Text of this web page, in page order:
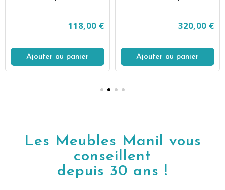
118,00 €
Ajouter au panier
320,00 €
Ajouter au panier
Les Meubles Manil vous
conseillent
depuis 30 ans !